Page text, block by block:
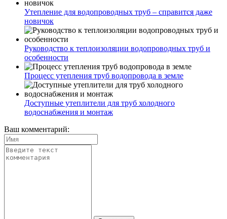
Утепление для водопроводных труб – справится даже
новичок
Руководство к теплоизоляции водопроводных труб и
особенности
Процесс утепления труб водопровода в земле
Доступные утеплители для труб холодного
водоснабжения и монтаж
Ваш комментарий: